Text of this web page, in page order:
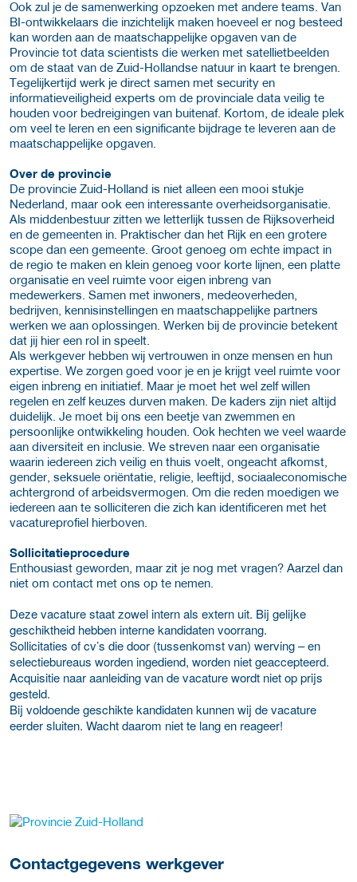
Ook zul je de samenwerking opzoeken met andere teams. Van
BI-ontwikkelaars die inzichtelijk maken hoeveel er nog besteed
kan worden aan de maatschappelijke opgaven van de
Provincie tot data scientists die werken met satellietbeelden
om de staat van de Zuid-Hollandse natuur in kaart te brengen.
Tegelijkertijd werk je direct samen met security en
informatieveiligheid experts om de provinciale data veilig te
houden voor bedreigingen van buitenaf. Kortom, de ideale plek
om veel te leren en een significante bijdrage te leveren aan de
maatschappelijke opgaven.
Over de provincie
De provincie Zuid-Holland is niet alleen een mooi stukje
Nederland, maar ook een interessante overheidsorganisatie.
Als middenbestuur zitten we letterlijk tussen de Rijksoverheid
en de gemeenten in. Praktischer dan het Rijk en een grotere
scope dan een gemeente. Groot genoeg om echte impact in
de regio te maken en klein genoeg voor korte lijnen, een platte
organisatie en veel ruimte voor eigen inbreng van
medewerkers. Samen met inwoners, medeoverheden,
bedrijven, kennisinstellingen en maatschappelijke partners
werken we aan oplossingen. Werken bij de provincie betekent
dat jij hier een rol in speelt.
Als werkgever hebben wij vertrouwen in onze mensen en hun
expertise. We zorgen goed voor je en je krijgt veel ruimte voor
eigen inbreng en initiatief. Maar je moet het wel zelf willen
regelen en zelf keuzes durven maken. De kaders zijn niet altijd
duidelijk. Je moet bij ons een beetje van zwemmen en
persoonlijke ontwikkeling houden. Ook hechten we veel waarde
aan diversiteit en inclusie. We streven naar een organisatie
waarin iedereen zich veilig en thuis voelt, ongeacht afkomst,
gender, seksuele oriëntatie, religie, leeftijd, sociaaleconomische
achtergrond of arbeidsvermogen. Om die reden moedigen we
iedereen aan te solliciteren die zich kan identificeren met het
vacatureprofiel hierboven.
Sollicitatieprocedure
Enthousiast geworden, maar zit je nog met vragen? Aarzel dan
niet om contact met ons op te nemen.
Deze vacature staat zowel intern als extern uit. Bij gelijke
geschiktheid hebben interne kandidaten voorrang.
Sollicitaties of cv’s die door (tussenkomst van) werving – en
selectiebureaus worden ingediend, worden niet geaccepteerd.
Acquisitie naar aanleiding van de vacature wordt niet op prijs
gesteld.
Bij voldoende geschikte kandidaten kunnen wij de vacature
eerder sluiten. Wacht daarom niet te lang en reageer!
Meer werkgever details
Contactgegevens werkgever